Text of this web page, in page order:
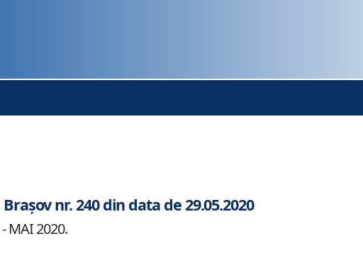
nr. 240 din data de 29.05.2020
MAI 2020.